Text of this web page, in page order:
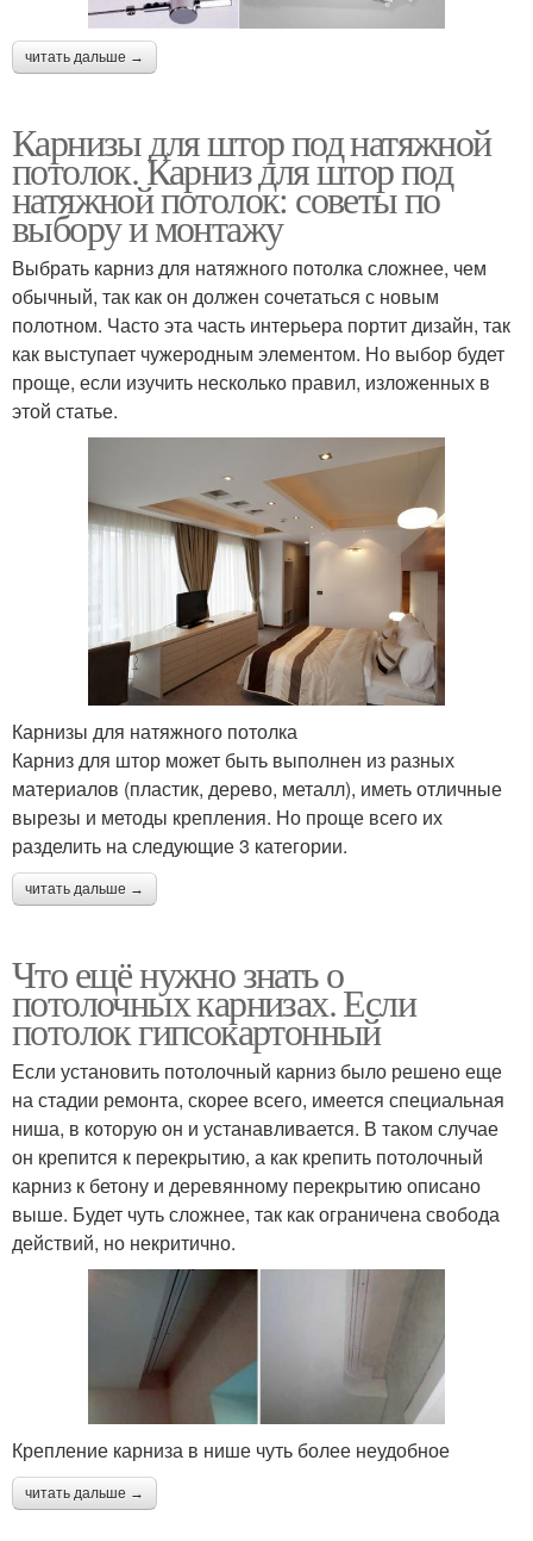
читать дальше →
Карнизы для штор под натяжной
потолок. Карниз для штор под
натяжной потолок: советы по
выбору и монтажу
Выбрать карниз для натяжного потолка сложнее, чем
обычный, так как он должен сочетаться с новым
полотном. Часто эта часть интерьера портит дизайн, так
как выступает чужеродным элементом. Но выбор будет
проще, если изучить несколько правил, изложенных в
этой статье.
Карнизы для натяжного потолка
Карниз для штор может быть выполнен из разных
материалов (пластик, дерево, металл), иметь отличные
вырезы и методы крепления. Но проще всего их
разделить на следующие 3 категории.
читать дальше →
Что ещё нужно знать о
потолочных карнизах. Если
потолок гипсокартонный
Если установить потолочный карниз было решено еще
на стадии ремонта, скорее всего, имеется специальная
ниша, в которую он и устанавливается. В таком случае
он крепится к перекрытию, а как крепить потолочный
карниз к бетону и деревянному перекрытию описано
выше. Будет чуть сложнее, так как ограничена свобода
действий, но некритично.
Крепление карниза в нише чуть более неудобное
читать дальше →